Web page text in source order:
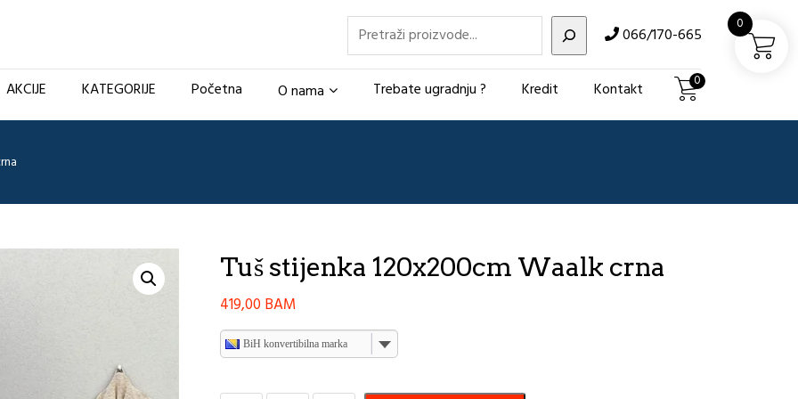
Pretraži 066/170-665
AKCIJE KATEGORIJE Početna O nama Trebate ugradnju ? Kredit Kontakt 0
Tuš stijenka 120x200cm Waalk crna
419,00 BAM
BiH konvertibilna marka
0